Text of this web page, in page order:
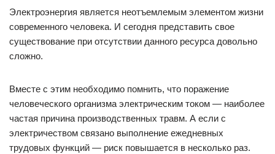
Электроэнергия является неотъемлемым элементом жизни
современного человека. И сегодня представить свое
существование при отсутствии данного ресурса довольно
сложно.
Вместе с этим необходимо помнить, что поражение
человеческого организма электрическим током — наиболее
частая причина производственных травм. А если с
электричеством связано выполнение ежедневных
трудовых функций — риск повышается в несколько раз.